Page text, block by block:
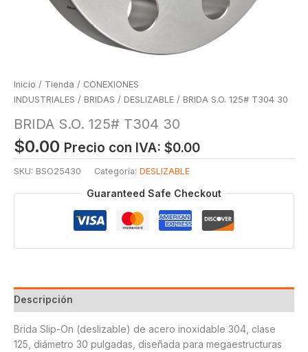
Inicio / Tienda / CONEXIONES
INDUSTRIALES / BRIDAS / DESLIZABLE / BRIDA S.O. 125# T304 30
BRIDA S.O. 125# T304 30
$0.00 Precio con IVA: $0.00
SKU: BSO25430 Categoría: DESLIZABLE
Guaranteed Safe Checkout
Descripción
Brida Slip-On (deslizable) de acero inoxidable 304, clase
125, diámetro 30 pulgadas, diseñada para megaestructuras